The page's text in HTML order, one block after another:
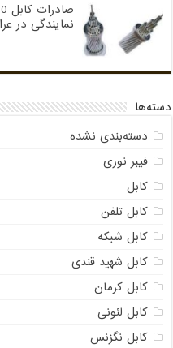
نمایندگی در
دسته‌ها
دسته‌بندی نشده
فیبر نوری
کابل
کابل تلفن
کابل شبکه
کابل شهید قندی
کابل کرمان
کابل لئونی
کابل نگزنس